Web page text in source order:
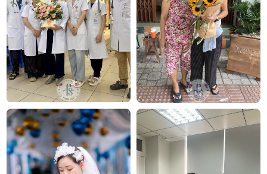
hoa tươi TP.HCM
FlowerSight là shop hoa chuyên cung cấp hoa tươi
HCM và toàn quốc với dịch vụ giao nhanh, đúng
hẹn. Mỗi sản phẩm là một tác phẩm nghệ thuật
được thiết kế bởi đội ngũ chuyên nghiệp, trong đó có
nhà thiết kế Thanh Thủy Florist.
Công ty TNHH Hoa Tươi FLOWERSIGHT –Shop
hoa tươiTP.HCM
FlowerSight là shop hoa chuyên cung cấp
hoa tươi
Sài Gònvà toàn quốc với dịch vụ giao nhanh, đúng